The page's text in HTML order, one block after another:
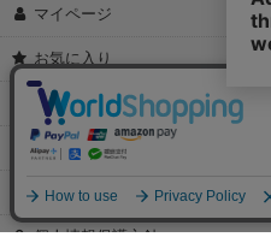
＞詳細は
②宛名（空欄は上様は不可）
③但し書き（空欄やお品代は不
【すでにご注文が完了している
①お電話・メール・LINEにて領
②後日、郵送にて領収書を送ら
①マイページから購入履歴→購
②後日、郵送にて領収書を送ら
マイページ
お気に入り
特定商取引法表示
ご利用案内
お問い合せ